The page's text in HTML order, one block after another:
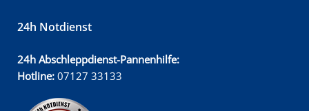
24h Notdienst
24h Abschleppdienst-Pannenhilfe:
Hotline: 07127 33133